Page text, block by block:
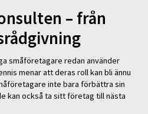
– från
småföretagare redan använder
menar att deras roll kan bli ännu
inte bara förbättra sin
kan också ta sitt företag till nästa